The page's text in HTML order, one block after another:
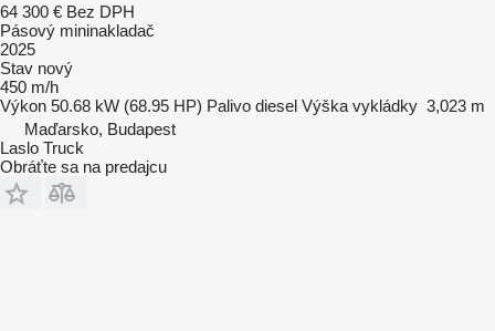
64 300 € Bez DPH
Pásový mininakladač
2025
Stav nový
450 m/h
Výkon 50.68 kW (68.95 HP) Palivo diesel Výška vykládky 3,023 m
Maďarsko, Budapest
Laslo Truck
Obráťte sa na predajcu